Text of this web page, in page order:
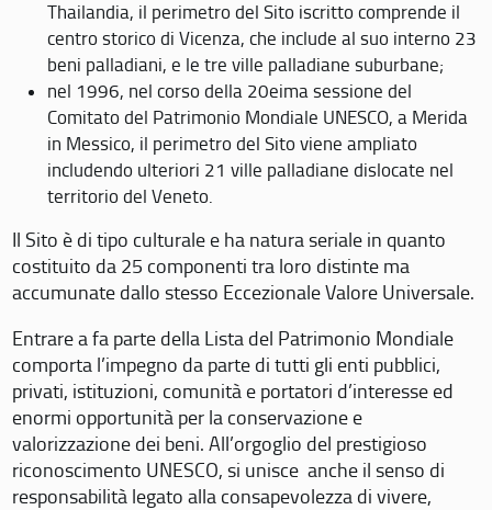
Thailandia, il perimetro del Sito iscritto comprende il
centro storico di Vicenza, che include al suo interno 23
beni palladiani, e le tre ville palladiane suburbane;
nel 1996, nel corso della 20eima sessione del
Comitato del Patrimonio Mondiale UNESCO, a Merida
in Messico, il perimetro del Sito viene ampliato
includendo ulteriori 21 ville palladiane dislocate nel
territorio del Veneto.
Il Sito è di tipo culturale e ha natura seriale in quanto
costituito da 25 componenti tra loro distinte ma
accumunate dallo stesso Eccezionale Valore Universale.
Entrare a fa parte della Lista del Patrimonio Mondiale
comporta l’impegno da parte di tutti gli enti pubblici,
privati, istituzioni, comunità e portatori d’interesse ed
enormi opportunità per la conservazione e
valorizzazione dei beni. All’orgoglio del prestigioso
riconoscimento UNESCO, si unisce anche il senso di
responsabilità legato alla consapevolezza di vivere,